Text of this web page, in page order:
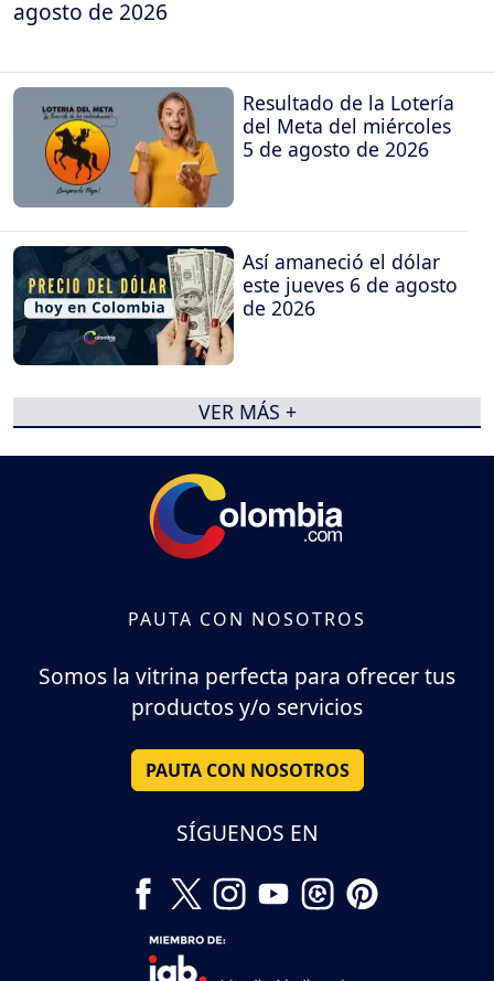
agosto de 2026
Resultado de la Lotería
del Meta del miércoles
5 de agosto de 2026
Así amaneció el dólar
este jueves 6 de agosto
de 2026
VER MÁS +
PAUTA CON NOSOTROS
Somos la vitrina perfecta para ofrecer tus
productos y/o servicios
PAUTA CON NOSOTROS
SÍGUENOS EN